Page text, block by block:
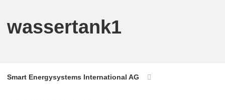
wassertank1
Smart Energysystems International AG